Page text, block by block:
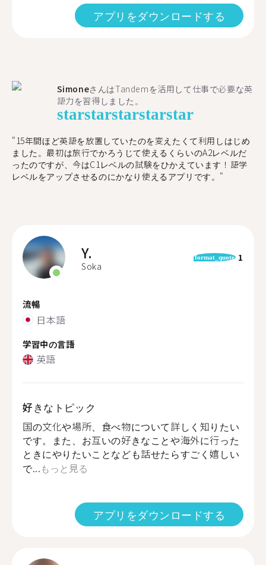
アプリをダウンロードする
SimoneさんはTandemを活用して仕事で必要な英
語力を習得しました。
starstarstarstarstar
"15年間ほど英語を放置していたのを変えたくて利用しはじめ
ました。最初は旅行でかろうじて使えるくらいのA2レベルだ
ったのですが、今はC1レベルの試験をひかえています！語学
レベルをアップさせるのにかなり使えるアプリです。"
Y.
Soka
format_quote 1
流暢
日本語
学習中の言語
英語
好きなトピック
国の文化や場所、食べ物について詳しく知りたい
です。また、お互いの好きなことや海外に行った
ときにやりたいことなども話せたらすごく嬉しい
で...もっと見る
アプリをダウンロードする